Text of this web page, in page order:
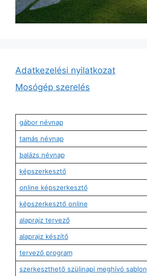
Adatkezelési nyilatkozat
Mosógép szerelés
gábor névnap
tamás névnap
balázs névnap
képszerkesztő
online képszerkesztő
képszerkesztő online
alaprajz tervező
alaprajz készítő
tervező program
szerkeszthető szülinapi meghívó sablon